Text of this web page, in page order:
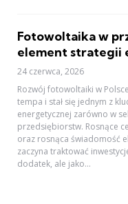
Fotowoltaika w
element strategii
24 czerwca, 2026
Rozwój fotowoltaiki w
tempa i stał się jednym z
energetycznej zarówno w
przedsiębiorstw. Rosnące
oraz rosnąca świadomość
zaczyna traktować
dodatek, ale jako...